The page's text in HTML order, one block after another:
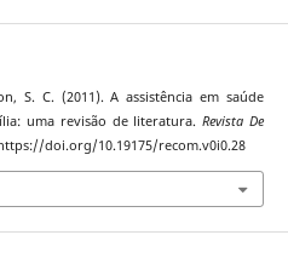
S. C. (2011). A assistência em saúde
uma revisão de literatura.Revista De
doi.org/10.19175/recom.v0i0.28